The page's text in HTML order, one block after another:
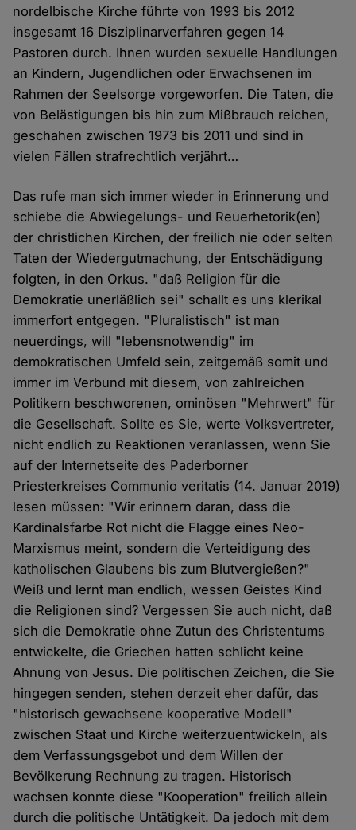
nordelbische Kirche führte von 1993 bis 2012
insgesamt 16 Disziplinarverfahren gegen 14
Pastoren durch. Ihnen wurden sexuelle Handlungen
an Kindern, Jugendlichen oder Erwachsenen im
Rahmen der Seelsorge vorgeworfen. Die Taten, die
von Belästigungen bis hin zum Mißbrauch reichen,
geschahen zwischen 1973 bis 2011 und sind in
vielen Fällen strafrechtlich verjährt…
Das rufe man sich immer wieder in Erinnerung und
schiebe die Abwiegelungs- und Reuerhetorik(en)
der christlichen Kirchen, der freilich nie oder selten
Taten der Wiedergutmachung, der Entschädigung
folgten, in den Orkus. "daß Religion für die
Demokratie unerläßlich sei" schallt es uns klerikal
immerfort entgegen. "Pluralistisch" ist man
neuerdings, will "lebensnotwendig" im
demokratischen Umfeld sein, zeitgemäß somit und
immer im Verbund mit diesem, von zahlreichen
Politikern beschworenen, ominösen "Mehrwert" für
die Gesellschaft. Sollte es Sie, werte Volksvertreter,
nicht endlich zu Reaktionen veranlassen, wenn Sie
auf der Internetseite des Paderborner
Priesterkreises Communio veritatis (14. Januar 2019)
lesen müssen: "Wir erinnern daran, dass die
Kardinalsfarbe Rot nicht die Flagge eines Neo-
Marxismus meint, sondern die Verteidigung des
katholischen Glaubens bis zum Blutvergießen?"
Weiß und lernt man endlich, wessen Geistes Kind
die Religionen sind? Vergessen Sie auch nicht, daß
sich die Demokratie ohne Zutun des Christentums
entwickelte, die Griechen hatten schlicht keine
Ahnung von Jesus. Die politischen Zeichen, die Sie
hingegen senden, stehen derzeit eher dafür, das
"historisch gewachsene kooperative Modell"
zwischen Staat und Kirche weiterzuentwickeln, als
dem Verfassungsgebot und dem Willen der
Bevölkerung Rechnung zu tragen. Historisch
wachsen konnte diese "Kooperation" freilich allein
durch die politische Untätigkeit. Da jedoch mit dem